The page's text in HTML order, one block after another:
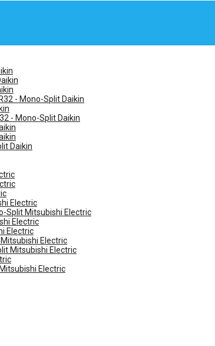
- Mono-Split Daikin
- Mono-Split Daikin
Daikin
Electric
Split Mitsubishi Electric
Electric
Electric
Electric
Mitsubishi Electric
Electric